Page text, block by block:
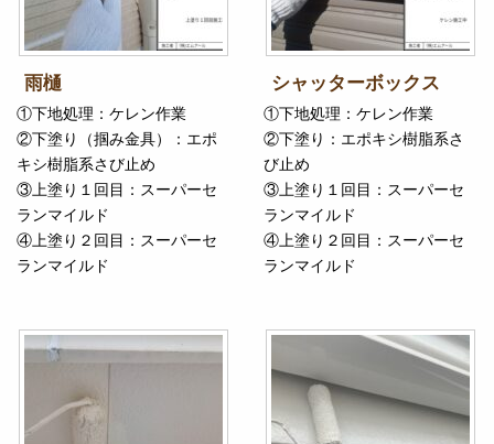
雨樋
①下地処理：ケレン作業
②下塗り（掴み金具）：エポ
キシ樹脂系さび止め
③上塗り１回目：スーパーセ
ランマイルド
④上塗り２回目：スーパーセ
ランマイルド
シャッターボックス
①下地処理：ケレン作業
②下塗り：エポキシ樹脂系さ
び止め
③上塗り１回目：スーパーセ
ランマイルド
④上塗り２回目：スーパーセ
ランマイルド